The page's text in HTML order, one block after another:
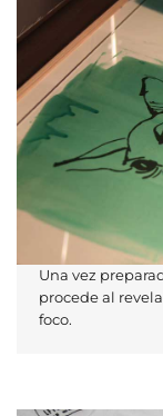
Una vez
procede al
foco.